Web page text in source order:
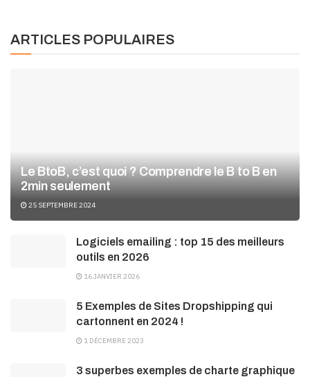
ARTICLES POPULAIRES
Le BtoB, c’est quoi ? Comprendre le B to B en
2min seulement
25 SEPTEMBRE 2024
Logiciels emailing : top 15 des meilleurs
outils en 2026
16 JANVIER 2026
5 Exemples de Sites Dropshipping qui
cartonnent en 2024 !
1 DÉCEMBRE 2023
3 superbes exemples de charte graphique